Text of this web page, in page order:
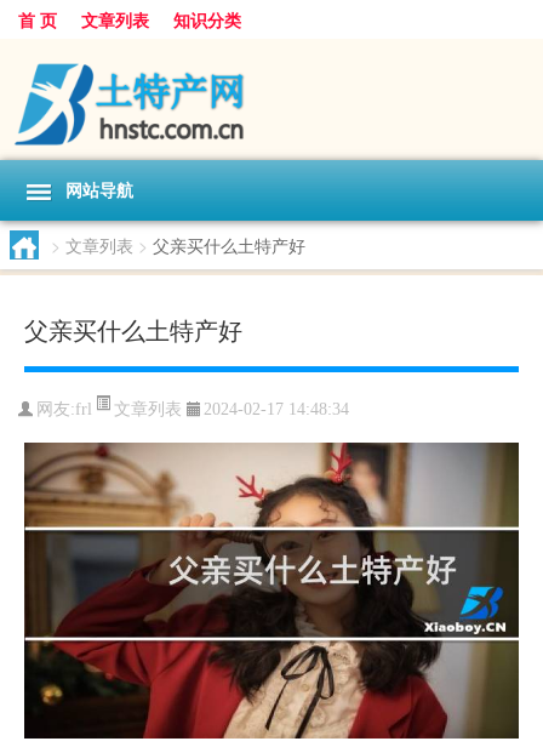
首 页 文章列表 知识分类
网站导航
> 文章列表 > 父亲买什么土特产好
父亲买什么土特产好
网友:frl 文章列表 2024-02-17 14:48:34